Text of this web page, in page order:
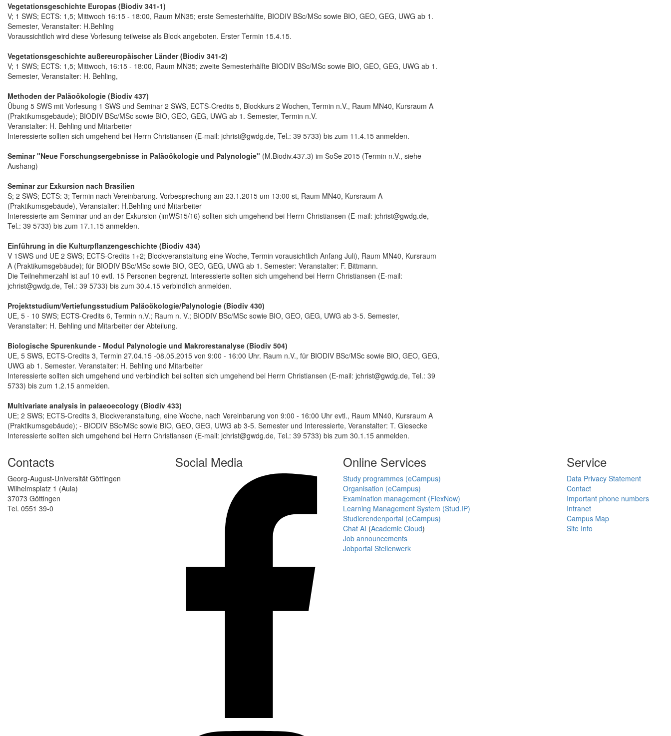
Vegetationsgeschichte Europas (Biodiv 341-1)
V; 1 SWS; ECTS: 1,5; Mittwoch 16:15 - 18:00, Raum MN35; erste Semesterhälfte, BIODIV BSc/MSc sowie BIO, GEO, GEG, UWG ab 1.
Semester, Veranstalter: H.Behling
Voraussichtlich wird diese Vorlesung teilweise als Block angeboten. Erster Termin 15.4.15.
Vegetationsgeschichte außereuropäischer Länder (Biodiv 341-2)
V; 1 SWS; ECTS: 1,5; Mittwoch, 16:15 - 18:00, Raum MN35; zweite Semesterhälfte BIODIV BSc/MSc sowie BIO, GEO, GEG, UWG ab 1.
Semester, Veranstalter: H. Behling,
Methoden der Paläoökologie (Biodiv 437)
Übung 5 SWS mit Vorlesung 1 SWS und Seminar 2 SWS, ECTS-Credits 5, Blockkurs 2 Wochen, Termin n.V., Raum MN40, Kursraum A
(Praktikumsgebäude); BIODIV BSc/MSc sowie BIO, GEO, GEG, UWG ab 1. Semester, Termin n.V.
Veranstalter: H. Behling und Mitarbeiter
Interessierte sollten sich umgehend bei Herrn Christiansen (E-mail: jchrist@gwdg.de, Tel.: 39 5733) bis zum 11.4.15 anmelden.
Seminar "Neue Forschungsergebnisse in Paläoökologie und Palynologie" (M.Biodiv.437.3) im SoSe 2015 (Termin n.V., siehe
Aushang)
Seminar zur Exkursion nach Brasilien
S; 2 SWS; ECTS: 3; Termin nach Vereinbarung. Vorbesprechung am 23.1.2015 um 13:00 st, Raum MN40, Kursraum A
(Praktikumsgebäude), Veranstalter: H.Behling und Mitarbeiter
Interessierte am Seminar und an der Exkursion (imWS15/16) sollten sich umgehend bei Herrn Christiansen (E-mail: jchrist@gwdg.de,
Tel.: 39 5733) bis zum 17.1.15 anmelden.
Einführung in die Kulturpflanzengeschichte (Biodiv 434)
V 1SWS und UE 2 SWS; ECTS-Credits 1+2; Blockveranstaltung eine Woche, Termin vorausichtlich Anfang Juli), Raum MN40, Kursraum
A (Praktikumsgebäude); für BIODIV BSc/MSc sowie BIO, GEO, GEG, UWG ab 1. Semester: Veranstalter: F. Bittmann.
Die Teilnehmerzahl ist auf 10 evtl. 15 Personen begrenzt. Interessierte sollten sich umgehend bei Herrn Christiansen (E-mail:
jchrist@gwdg.de, Tel.: 39 5733) bis zum 30.4.15 verbindlich anmelden.
Projektstudium/Vertiefungsstudium Paläoökologie/Palynologie (Biodiv 430)
UE, 5 - 10 SWS; ECTS-Credits 6, Termin n.V.; Raum n. V.; BIODIV BSc/MSc sowie BIO, GEO, GEG, UWG ab 3-5. Semester,
Veranstalter: H. Behling und Mitarbeiter der Abteilung.
Biologische Spurenkunde - Modul Palynologie und Makrorestanalyse (Biodiv 504)
UE, 5 SWS, ECTS-Credits 3, Termin 27.04.15 -08.05.2015 von 9:00 - 16:00 Uhr. Raum n.V., für BIODIV BSc/MSc sowie BIO, GEO, GEG,
UWG ab 1. Semester. Veranstalter: H. Behling und Mitarbeiter
Interessierte sollten sich umgehend und verbindlich bei sollten sich umgehend bei Herrn Christiansen (E-mail: jchrist@gwdg.de, Tel.: 39
5733) bis zum 1.2.15 anmelden.
Multivariate analysis in palaeoecology (Biodiv 433)
UE; 2 SWS; ECTS-Credits 3, Blockveranstaltung, eine Woche, nach Vereinbarung von 9:00 - 16:00 Uhr evtl., Raum MN40, Kursraum A
(Praktikumsgebäude); - BIODIV BSc/MSc sowie BIO, GEO, GEG, UWG ab 3-5. Semester und Interessierte, Veranstalter: T. Giesecke
Interessierte sollten sich umgehend bei Herrn Christiansen (E-mail: jchrist@gwdg.de, Tel.: 39 5733) bis zum 30.1.15 anmelden.
Contacts
Georg-August-Universität Göttingen
Wilhelmsplatz 1 (Aula)
37073 Göttingen
Tel. 0551 39-0
Social Media Online Services
Study programmes (eCampus)
Organisation (eCampus)
Examination management (FlexNow)
Learning Management System (Stud.IP)
Studierendenportal (eCampus)
Chat AI (Academic Cloud)
Job announcements
Jobportal Stellenwerk
Service
Data Privacy Statement
Contact
Important phone numbers
Intranet
Campus Map
Site Info